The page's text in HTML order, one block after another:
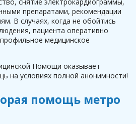
препаратами, рекомендации
В случаях, когда не обойтись
пациента оперативно
медицинское
Помощи оказывает
на условиях полной анонимности!
помощь метро